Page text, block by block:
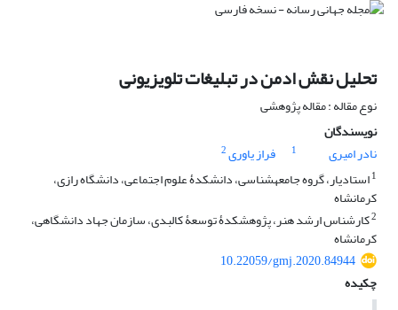
تحلیل نقش ادمن در تبلیغات تلویزیونی
نوع مقاله : مقاله پژوهشی
نویسندگان
نادر امیری
1 فراز یاوری2
1استادیار، گروه جامعهشناسی، دانشکدۀ علوم اجتماعی، دانشگاه رازی،
کرمانشاه
2کارشناس ارشد هنر، پژوهشکدۀ توسعۀ کالبدی، سازمان جهاد دانشگاهی،
کرمانشاه
10.22059/gmj.2020.84944
چکیده